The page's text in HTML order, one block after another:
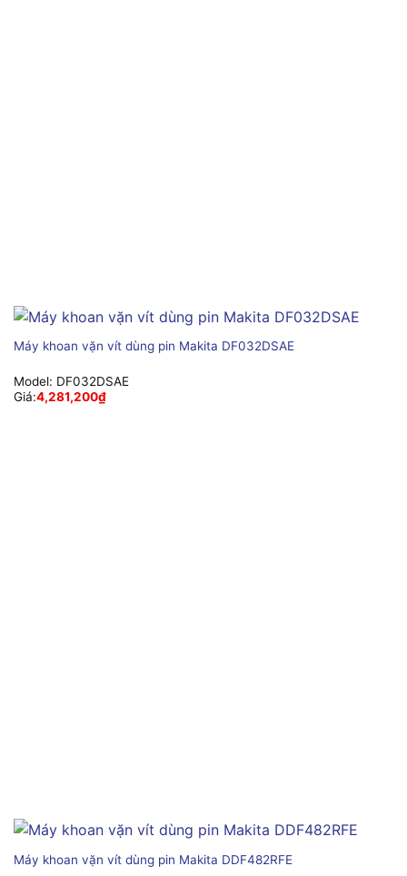
Máy khoan vặn vít dùng pin Makita DF032DSAE
Model: DF032DSAE
Giá:4,281,200₫
Máy khoan vặn vít dùng pin Makita DDF482RFE